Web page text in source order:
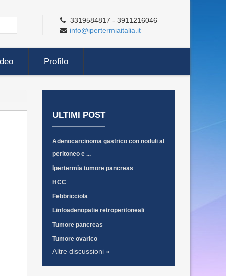
3319584817 - 3911216046
info@ipertermiaitalia.it
Profilo
ULTIMI POST
Adenocarcinoma gastrico con noduli al
peritoneo e ...
Ipertermia tumore pancreas
HCC
Febbricciola
Linfoadenopatie retroperitoneali
Tumore pancreas
Tumore ovarico
Altre discussioni »